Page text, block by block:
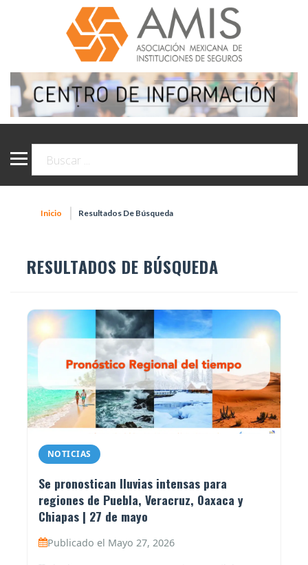
Inicio Resultados De Búsqueda
RESULTADOS DE BÚSQUEDA
NOTICIAS
Se pronostican lluvias intensas para
regiones de Puebla, Veracruz, Oaxaca y
Chiapas | 27 de mayo
Publicado el Mayo 27, 2026